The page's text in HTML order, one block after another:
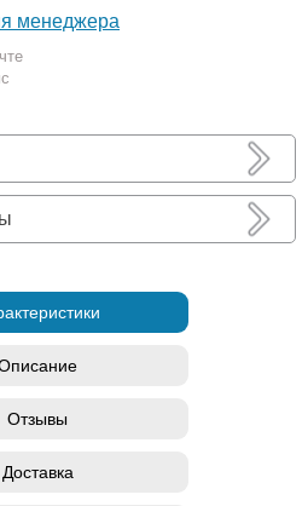
менеджера
Отзывы
Доставка